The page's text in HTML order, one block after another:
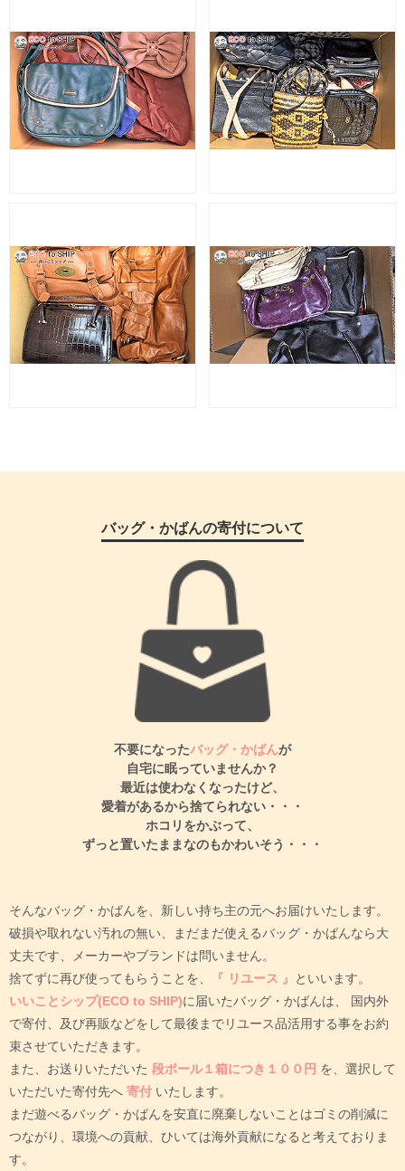
バッグ・かばんの寄付について
不要になったバッグ・かばんが
自宅に眠っていませんか？
最近は使わなくなったけど、
愛着があるから捨てられない・・・
ホコリをかぶって、
ずっと置いたままなのもかわいそう・・・
そんなバッグ・かばんを、新しい持ち主の元へお届けいたします。
破損や取れない汚れの無い、まだまだ使えるバッグ・かばんなら大
丈夫です、メーカーやブランドは問いません。
捨てずに再び使ってもらうことを、『 リユース 』といいます。
いいことシップ(ECO to SHIP)に届いたバッグ・かばんは、
国内外
で寄付、及び再販などをして最後までリユース品活用する事をお約
束させていただきます。
また、お送りいただいた 段ボール１箱につき１００円 を、選択して
いただいた寄付先へ 寄付 いたします。
まだ遊べるバッグ・かばんを安直に廃棄しないことはゴミの削減に
つながり、環境への貢献、ひいては海外貢献になると考えておりま
す。